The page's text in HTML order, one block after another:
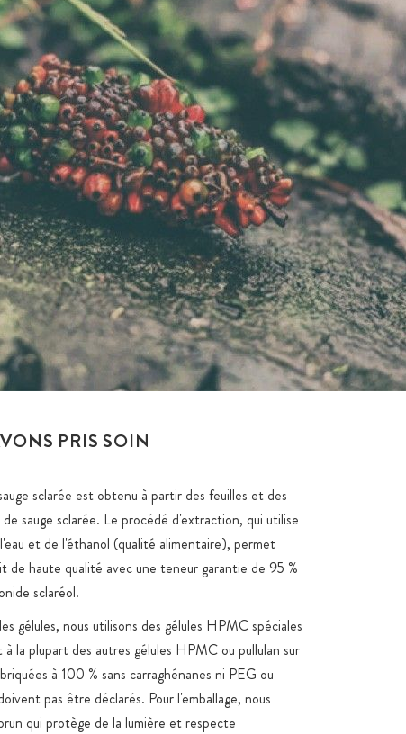
PRIS SOIN
sclarée est obtenu à partir des feuilles et des
sauge sclarée. Le procédé d'extraction, qui utilise
et de l'éthanol (qualité alimentaire), permet
de haute qualité avec une teneur garantie de 95 %
sclaréol.
gélules, nous utilisons des gélules HPMC spéciales
la plupart des autres gélules HPMC ou pullulan sur
à 100 % sans carraghénanes ni PEG ou
pas être déclarés. Pour l'emballage, nous
qui protège de la lumière et respecte